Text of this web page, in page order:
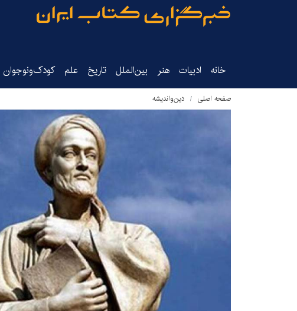
خانه ادبیات هنر بین‌الملل تاریخ‌ علم کودک‌ونوجوان
صفحه اصلی دین‌واندیشه